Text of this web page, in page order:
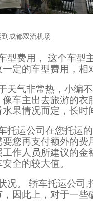
成都双流机场
型费用， 这个车型
定的车型费用，相
天气非常热，小编
车主出去旅游的衣
果情况而定，长时
托运公司在您托运
要您再支付额外的
工作人员所建议的
全的较大值。
况。 轿车托运公司,
因此上，对于一